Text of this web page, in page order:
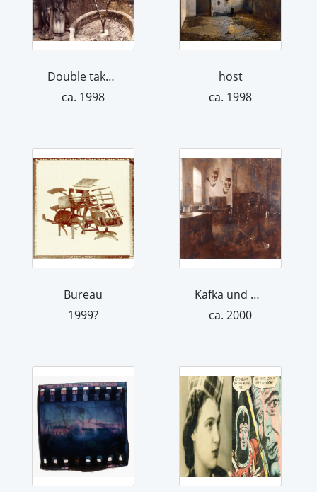
Double take 1
ca. 1998
host
ca. 1998
Bureau
1999?
Kafka und Ottla
ca. 2000